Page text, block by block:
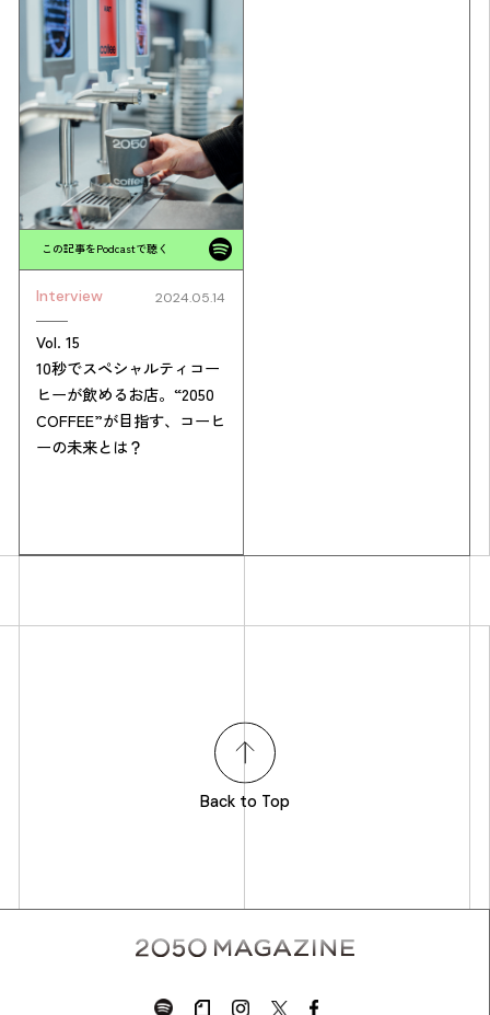
この記事をPodcastで聴く
Interview 2024.05.14
Vol. 15
10秒でスペシャルティコー
ヒーが飲めるお店。“2050
COFFEE”が目指す、コーヒ
ーの未来とは？
Back to Top